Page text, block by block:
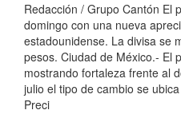
Redacción / Grupo Cantón El
domingo con una nueva
estadounidense. La divisa se
pesos. Ciudad de México.- El
mostrando fortaleza frente al
julio el tipo de cambio se
Preci